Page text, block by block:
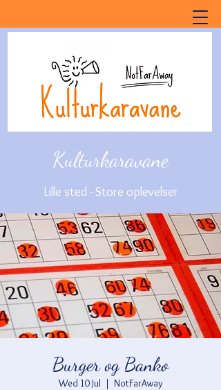
Kulturkaravane
Lille sted - Store oplevelser
Burger og Banko
Wed 10 Jul
  |
NotFarAway